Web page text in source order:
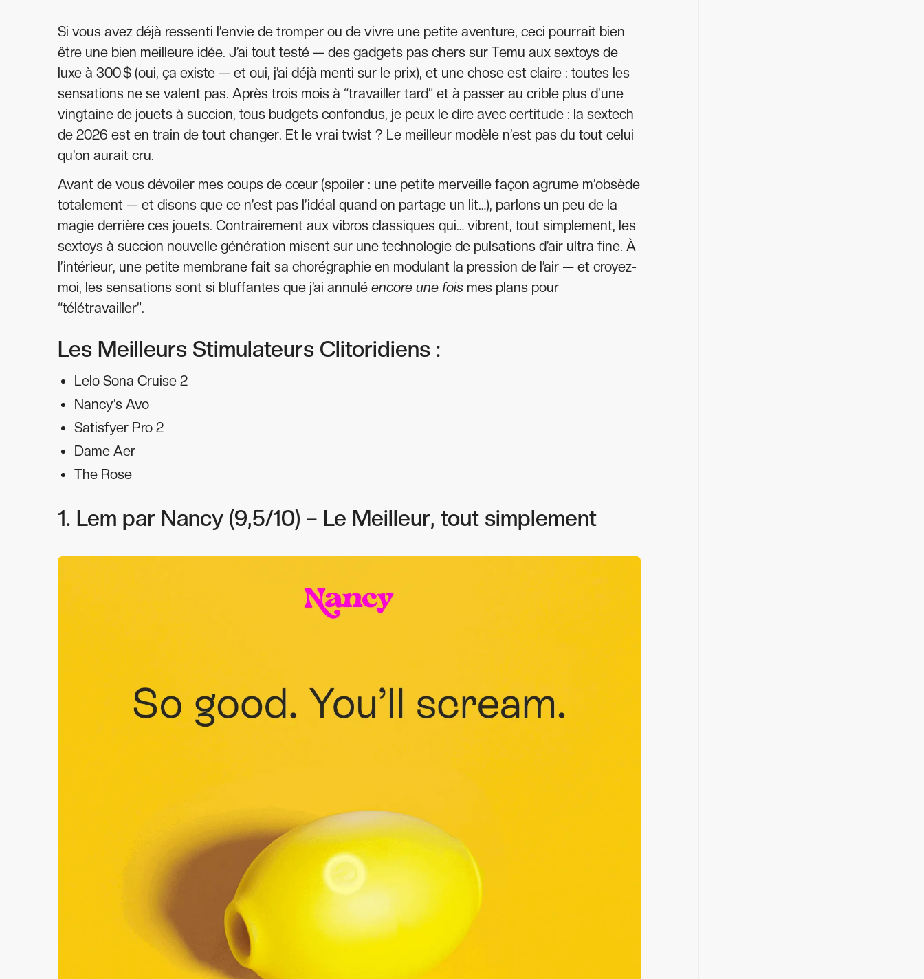
Si vous avez déjà ressenti l’envie de tromper ou de vivre une petite aventure, ceci pourrait bien
être une bien meilleure idée. J’ai tout testé — des gadgets pas chers sur Temu aux sextoys de
luxe à 300 $ (oui, ça existe — et oui, j’ai déjà menti sur le prix), et une chose est claire : toutes les
sensations ne se valent pas. Après trois mois à “travailler tard” et à passer au crible plus d’une
vingtaine de jouets à succion, tous budgets confondus, je peux le dire avec certitude : la sextech
de 2026 est en train de tout changer. Et le vrai twist ? Le meilleur modèle n’est pas du tout celui
qu’on aurait cru.
Avant de vous dévoiler mes coups de cœur (spoiler : une petite merveille façon agrume m’obsède
totalement — et disons que ce n’est pas l’idéal quand on partage un lit…), parlons un peu de la
magie derrière ces jouets. Contrairement aux vibros classiques qui… vibrent, tout simplement, les
sextoys à succion nouvelle génération misent sur une technologie de pulsations d’air ultra fine. À
l’intérieur, une petite membrane fait sa chorégraphie en modulant la pression de l’air — et croyez-
moi, les sensations sont si bluffantes que j’ai annulé encore une fois mes plans pour
“télétravailler”.
Les Meilleurs Stimulateurs Clitoridiens :
Lelo Sona Cruise 2
Nancy’s Avo
Satisfyer Pro 2
Dame Aer
The Rose
1. Lem par Nancy (9,5/10) – Le Meilleur, tout simplement